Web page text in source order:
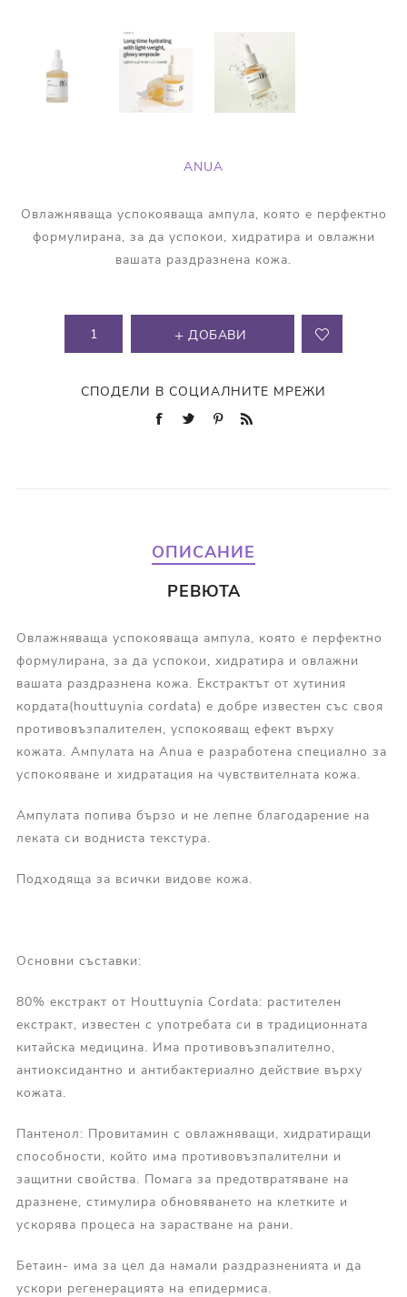
ANUA
Овлажняваща успокояваща ампула, която e перфектно
формулирана, за да успокои, хидратира и овлажни
вашата раздразнена кожа.
ДОБАВИ
СПОДЕЛИ В СОЦИАЛНИТЕ МРЕЖИ
ОПИСАНИЕ
РЕВЮТА
Овлажняваща успокояваща ампула, която e перфектно
формулирана, за да успокои, хидратира и овлажни
вашата раздразнена кожа. Екстрактът от хутиния
кордата(houttuynia cordata) е добре известен със своя
противовъзпалителен, успокояващ ефект върху
кожата. Ампулата на Anua е разработена специално за
успокояване и хидратация на чувствителната кожа.
Ампулата попива бързо и не лепне благодарение на
леката си водниста текстура.
Подходяща за всички видове кожа.
Основни съставки:
80% екстракт от Houttuynia Cordata: растителен
екстракт, известен с употребата си в традиционната
китайска медицина. Има противовъзпалително,
антиоксидантно и антибактериално действие върху
кожата.
Пантенол: Провитамин с овлажняващи, хидратиращи
способности, който има противовъзпалителни и
защитни свойства. Помага за предотвратяване на
дразнене, стимулира обновяването на клетките и
ускорява процеса на зарастване на рани.
Бетаин- има за цел да намали раздразненията и да
ускори регенерацията на епидермиса.